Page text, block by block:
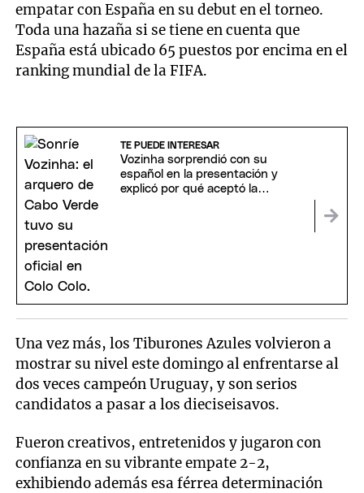
empatar con España en su debut en el torneo.
Toda una hazaña si se tiene en cuenta que
España está ubicado 65 puestos por encima en el
ranking mundial de la FIFA.
TE PUEDE INTERESAR
Vozinha sorprendió con su
español en la presentación y
explicó por qué aceptó la
Una vez más, los Tiburones Azules volvieron a
mostrar su nivel este domingo al enfrentarse al
dos veces campeón Uruguay, y son serios
candidatos a pasar a los dieciseisavos.
Fueron creativos, entretenidos y jugaron con
confianza en su vibrante empate 2-2,
exhibiendo además esa férrea determinación